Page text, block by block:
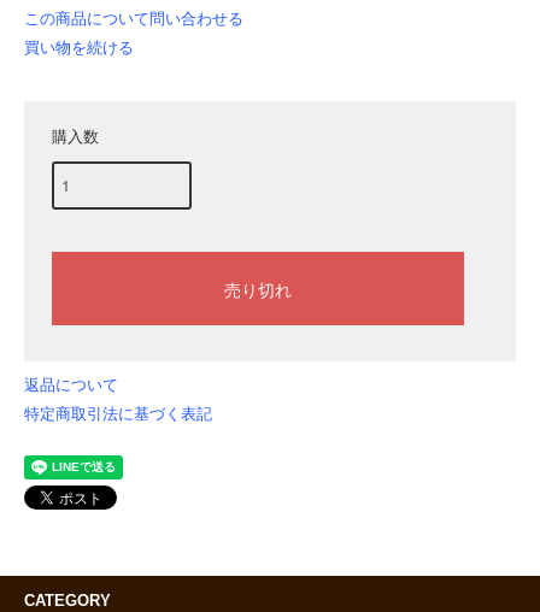
この商品について問い合わせる
買い物を続ける
購入数
返品について
特定商取引法に基づく表記
CATEGORY